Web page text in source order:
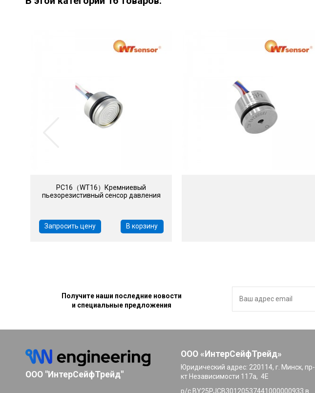
PC16（WT16）Кремниевый
пьезорезистивный сенсор давления
Запросить цену В корзину
Получите наши последние новости
и специальные предложения
ООО "ИнтерСейфТрейд"
ООО «ИнтерСейфТрейд»
Юридический адрес: 220114, г. Минск, пр-
кт Независимости 117а, 4E
р/с BY25PJCB30120537441000000933 в